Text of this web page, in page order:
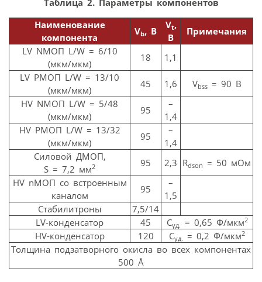
Наименование
компонента
Vb, В
Vt,
В
Примечания
LV NMOП L/W = 6/10
(мкм/мкм)
18
1,1
LV РMOП L/W = 13/10
(мкм/мкм)
45 1,6 Vbss= 90 В
HV NMOП L/W = 5/48
(мкм/мкм)
95
–
1,4
HV PMOП L/W = 13/32
(мкм/мкм)
95
–
1,4
Силовой ДMOП,
S = 7,2 мм2 95 2,3 Rdson = 50 мОм
HV nMOП со встроенным
каналом
95
–
1,5
Стабилитроны
7,5/14
LV-конденсатор
45 Суд. = 0,65 Ф/мкм2
HV-конденсатор 120 Суд. = 0,2 Ф/мкм2
Толщина подзатворного окисла во всех компонентах
500 Å